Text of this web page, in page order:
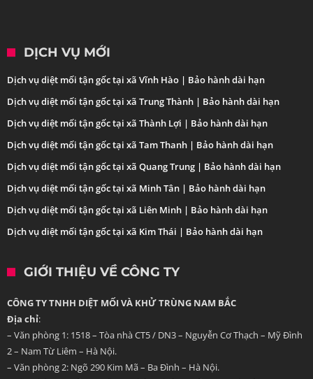
DỊCH VỤ MỚI
Dịch vụ diệt mối tận gốc tại xã Vĩnh Hào | Bảo hành dài hạn
Dịch vụ diệt mối tận gốc tại xã Trung Thành | Bảo hành dài hạn
Dịch vụ diệt mối tận gốc tại xã Thành Lợi | Bảo hành dài hạn
Dịch vụ diệt mối tận gốc tại xã Tam Thanh | Bảo hành dài hạn
Dịch vụ diệt mối tận gốc tại xã Quang Trung | Bảo hành dài hạn
Dịch vụ diệt mối tận gốc tại xã Minh Tân | Bảo hành dài hạn
Dịch vụ diệt mối tận gốc tại xã Liên Minh | Bảo hành dài hạn
Dịch vụ diệt mối tận gốc tại xã Kim Thái | Bảo hành dài hạn
GIỚI THIỆU VỀ CÔNG TY
CÔNG TY TNHH DIỆT MỐI VÀ KHỬ TRÙNG NAM BẮC
Địa chỉ:
– Văn phòng 1: 1518 – Tòa nhà CT5 / DN3 – Nguyễn Cơ Thạch – Mỹ Đình
2 – Nam Từ Liêm – Hà Nội.
– Văn phòng 2: Ngõ 290 Kim Mã – Ba Đình – Hà Nội.